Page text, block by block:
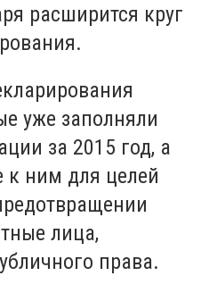
расширится круг
уже заполняли
за 2015 год, а
к ним для целей
лица,
права.